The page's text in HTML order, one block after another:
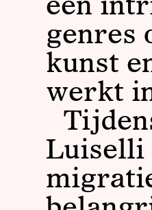
een
genres
kunst
werkt
Luiselli